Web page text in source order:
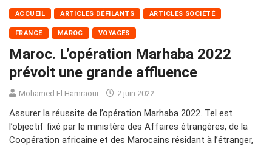
ACCUEIL ARTICLES DÉFILANTS ARTICLES SOCIÉTÉ
FRANCE MAROC VOYAGES
Maroc. L’opération Marhaba 2022
prévoit une grande affluence
Mohamed El Hamraoui 2 juin 2022
Assurer la réussite de l’opération Marhaba 2022. Tel est
l’objectif fixé par le ministère des Affaires étrangères, de la
Coopération africaine et des Marocains résidant à l’étranger,